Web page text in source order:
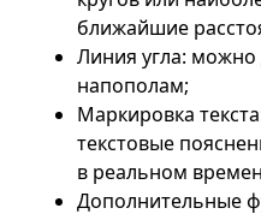
ближайшие
Линия угла: можно
напополам;
Маркировка
текстовые
в реальном
Дополнительные